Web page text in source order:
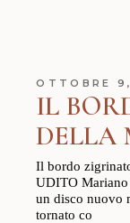
OTTOBRE
IL
DELLA
Il bordo
UDITO Mariano
un disco nuovo
tornato co